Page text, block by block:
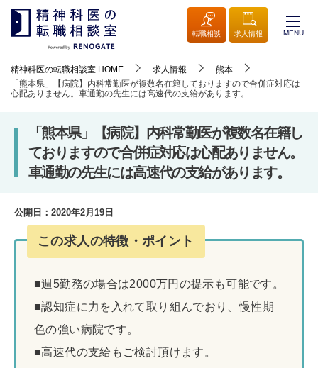
転職相談 求人情報 MENU
精神科医の転職相談室 HOME 求人情報
熊本
「熊本県」【病院】内科常勤医が複数名在籍しておりますので合併症対応は
心配ありません。車通勤の先生には高速代の支給があります。
「熊本県」【病院】内科常勤医が複数名在籍し
ておりますので合併症対応は心配ありません。
車通勤の先生には高速代の支給があります。
公開日： 2020年2月19日
この求人の特徴・ポイント
■週5勤務の場合は2000万円の提示も可能です。
■認知症に力を入れて取り組んでおり、慢性期
色の強い病院です。
■高速代の支給もご検討頂けます。